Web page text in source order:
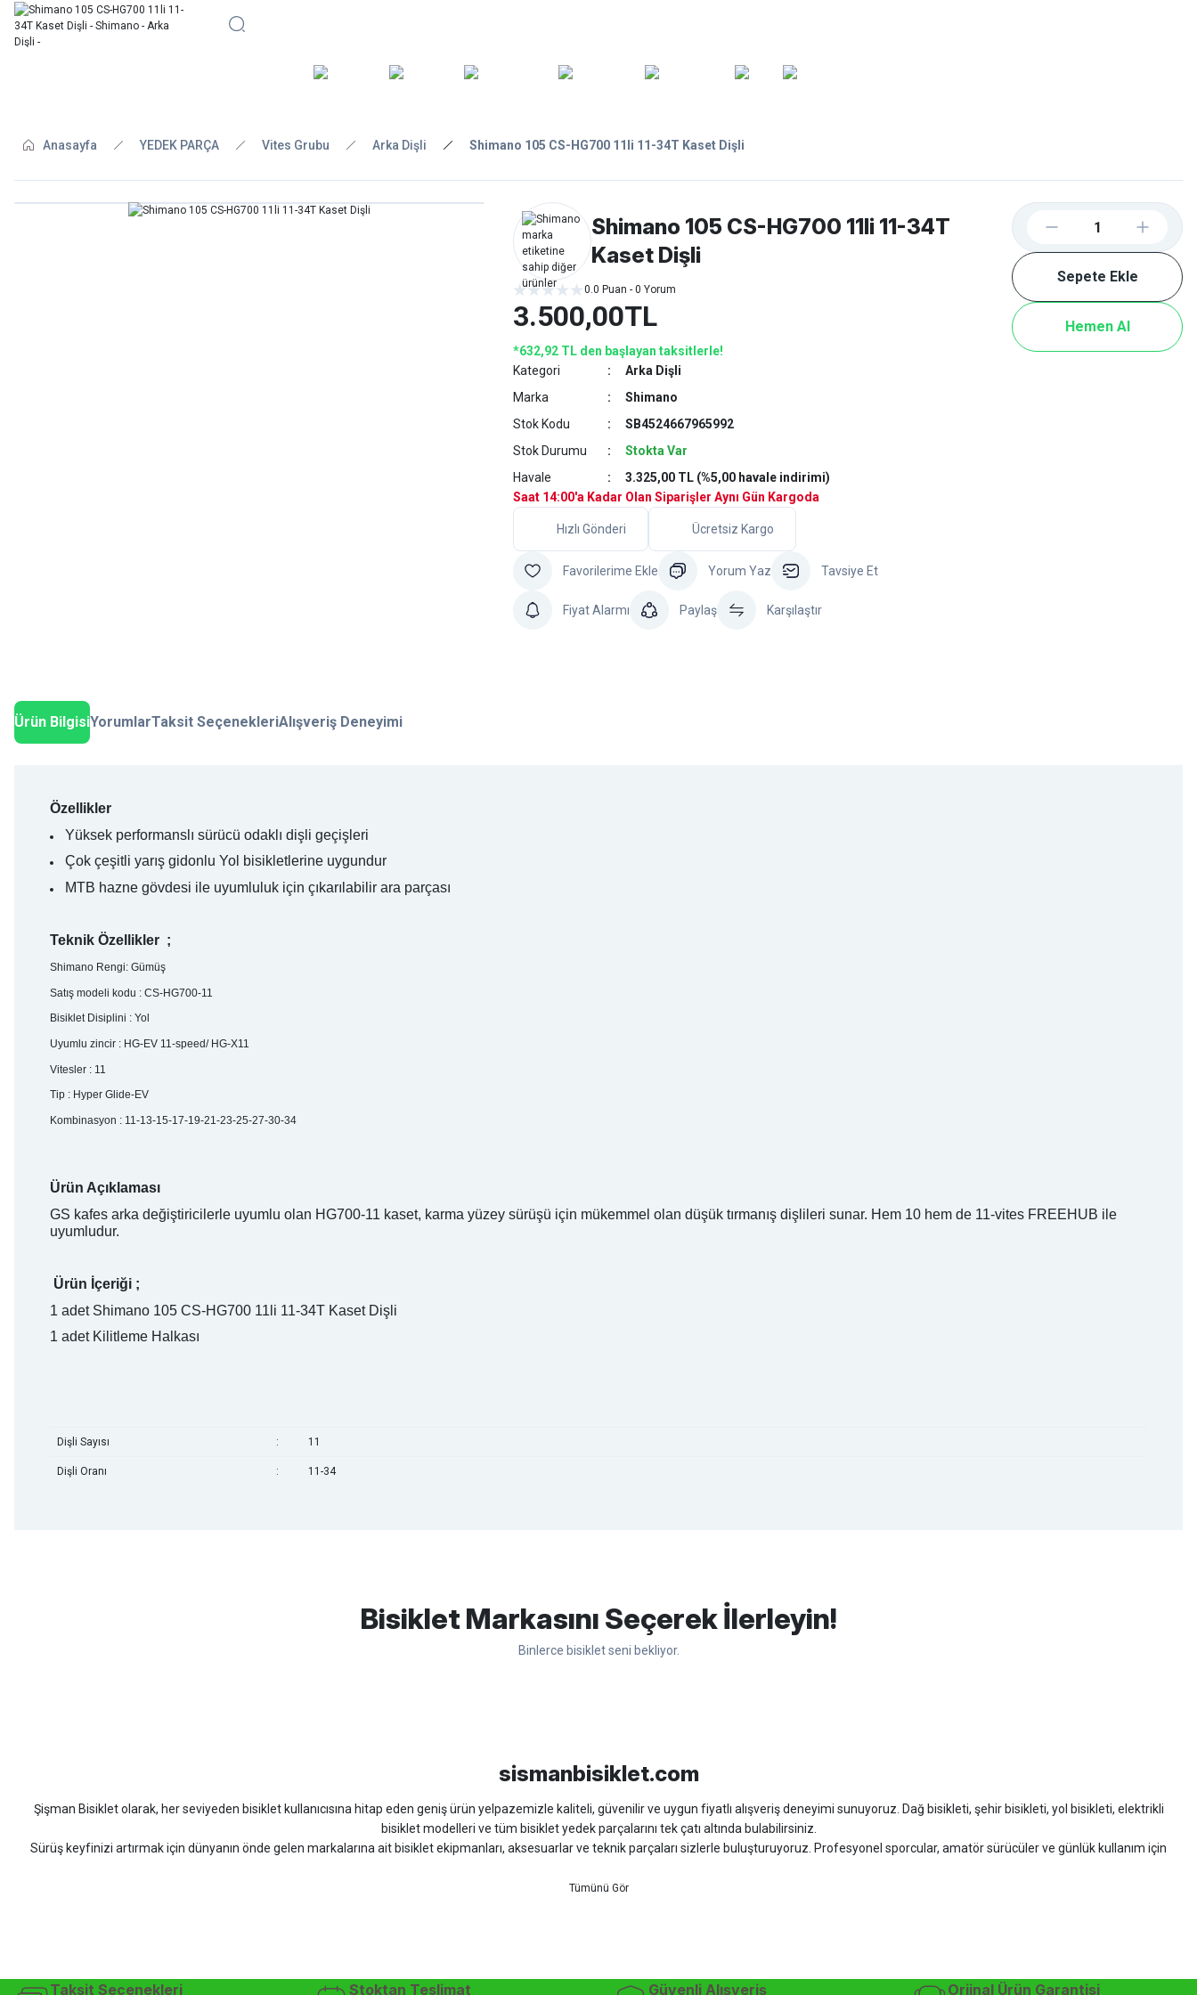
BİSİKLET AKSESUARLAR ASKI/TAŞIMA TAMİR/BAKIM GİYİM
Anasayfa YEDEK PARÇA Vites Grubu Arka Dişli Shimano 105 CS-HG700 11li 11-34T Kaset Dişli
Shimano 105 CS-HG700 11li 11-34T
Kaset Dişli
0.0 Puan - 0 Yorum
3.500,00TL
*632,92 TL den başlayan taksitlerle!
Kategori
Arka Dişli
Marka
Shimano
Stok Kodu
SB4524667965992
Stok Durumu
Stokta Var
Havale
3.325,00 TL (%5,00 havale indirimi)
Saat 14:00'a Kadar Olan Siparişler Aynı Gün Kargoda
Hızlı Gönderi Ücretsiz Kargo
Yorum Yaz Tavsiye Et
Fiyat Alarmı Paylaş Karşılaştır
Sepete Ekle
Hemen Al
Ürün BilgisiYorumlarTaksit SeçenekleriAlışveriş Deneyimi
Özellikler
Yüksek performanslı sürücü odaklı dişli geçişleri
Çok çeşitli yarış gidonlu Yol bisikletlerine uygundur
MTB hazne gövdesi ile uyumluluk için çıkarılabilir ara parçası
Teknik Özellikler ;
Shimano Rengi: Gümüş
Satış modeli kodu : CS-HG700-11
Bisiklet Disiplini : Yol
Uyumlu zincir : HG-EV 11-speed/ HG-X11
Vitesler : 11
Tip : Hyper Glide-EV
Kombinasyon : 11-13-15-17-19-21-23-25-27-30-34
Ürün Açıklaması
GS kafes arka değiştiricilerle uyumlu olan HG700-11 kaset, karma yüzey sürüşü için mükemmel olan düşük tırmanış dişlileri sunar. Hem 10 hem de 11-vites FREEHUB ile
uyumludur.
Ürün İçeriği ;
1 adet Shimano 105 CS-HG700 11li 11-34T Kaset Dişli
1 adet Kilitleme Halkası
Dişli Sayısı : 11
Dişli Oranı : 11-34
Uygun olursa alacağım
Hüseyin Akıncı | 14/07/2026
Bisiklet Markasını Seçerek İlerleyin!
Binlerce bisiklet seni bekliyor.
sismanbisiklet.com
Şişman Bisiklet olarak, her seviyeden bisiklet kullanıcısına hitap eden geniş ürün yelpazemizle kaliteli, güvenilir ve uygun fiyatlı alışveriş deneyimi sunuyoruz. Dağ bisikleti, şehir bisikleti, yol bisikleti, elektrikli
bisiklet modelleri ve tüm bisiklet yedek parçalarını tek çatı altında bulabilirsiniz.
Sürüş keyfinizi artırmak için dünyanın önde gelen markalarına ait bisiklet ekipmanları, aksesuarlar ve teknik parçaları sizlerle buluşturuyoruz. Profesyonel sporcular, amatör sürücüler ve günlük kullanım için
Hızlı kargo, güvenli ödeme seçenekleri, satış sonrası teknik destek ve müşteri memnuniyeti odaklı hizmet anlayışımız sayesinde bisiklet alışverişinizi güvenle gerçekleştirebilirsiniz.
Taksit Seçenekleri Stoktan Teslimat Güvenli Alışveriş Orjinal Ürün Garantisi